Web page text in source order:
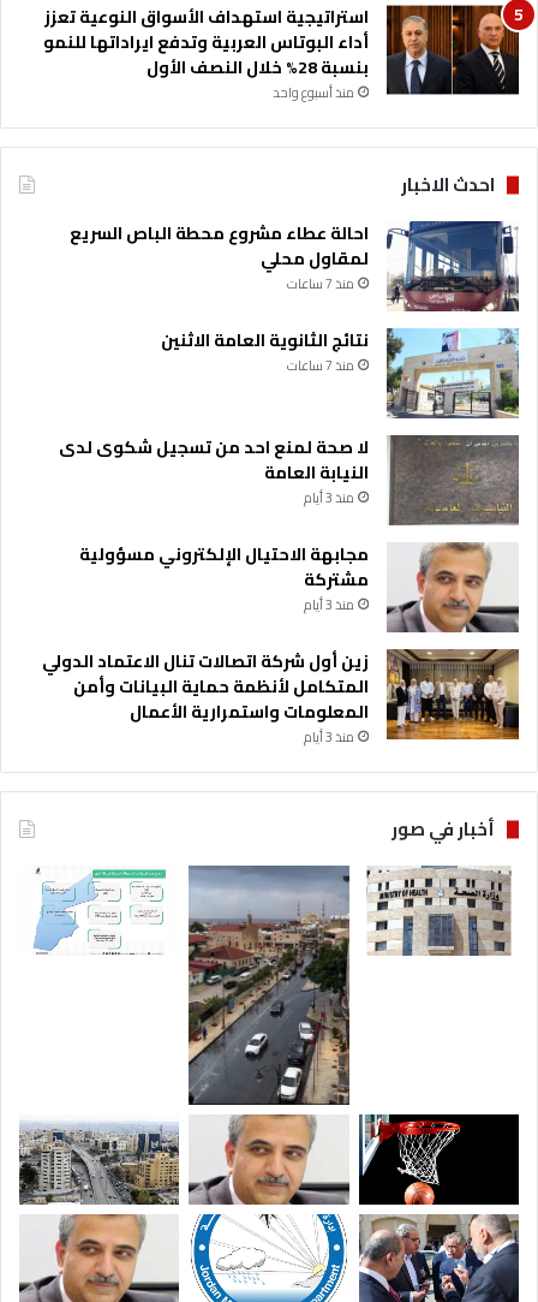
استراتيجية استهداف الأسواق النوعية تعزز
أداء البوتاس العربية وتدفع ايراداتها للنمو
بنسبة 28% خلال النصف الأول
منذ أسبوع واحد
احدث الاخبار
احالة عطاء مشروع محطة الباص السريع
لمقاول محلي
منذ 7 ساعات
نتائج الثانوية العامة الاثنين
منذ 7 ساعات
لا صحة لمنع احد من تسجيل شكوى لدى
النيابة العامة
منذ 3 أيام
مجابهة الاحتيال الإلكتروني مسؤولية
مشتركة
منذ 3 أيام
زين أول شركة اتصالات تنال الاعتماد الدولي
المتكامل لأنظمة حماية البيانات وأمن
المعلومات واستمرارية الأعمال
منذ 3 أيام
أخبار في صور